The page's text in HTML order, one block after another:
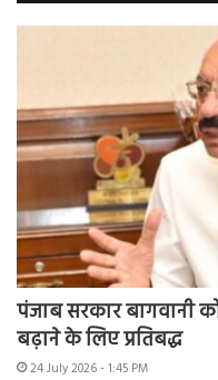
पंजाब सरकार बागवानी
बढ़ाने के लिए प्रतिबद्ध
24 July 2026 - 1:45 PM